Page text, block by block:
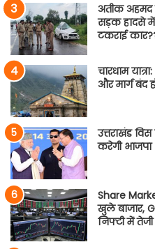
अतीक
सड़क हादसे में
टकराई
चारधाम
और मार्ग बंद
उत्तराखंड
करेगी भाजपा
Share
खुले बाजार,
निफ्टी में तेजी